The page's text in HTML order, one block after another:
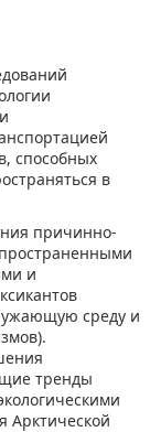
способных
в
причинно-
и
среду и
тренды
Арктической